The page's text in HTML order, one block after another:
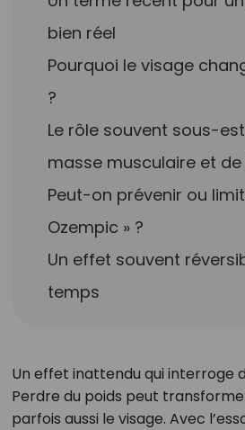
bien réel
Pourquoi le visage
?
Le rôle souvent sous-
masse musculaire et de
Peut-on prévenir ou
Ozempic » ?
Un effet souvent
temps
Un effet inattendu qui interroge
Perdre du poids peut
parfois aussi le visage. Avec